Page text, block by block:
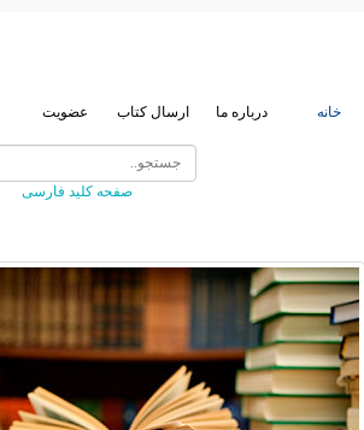
خانه درباره ما ارسال کتاب عضویت
صفحه کلید فارسی